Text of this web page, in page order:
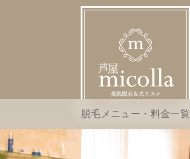
脱毛メニュー・料金一覧